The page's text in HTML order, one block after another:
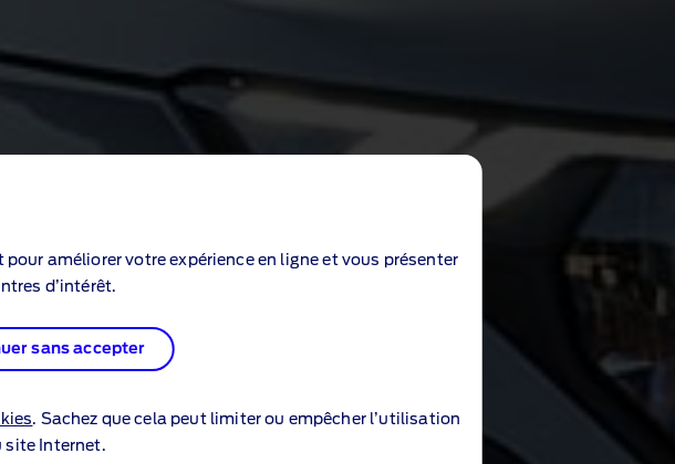
améliorer votre expérience en ligne et vous présenter
d’intérêt.
sans accepter
. Sachez que cela peut limiter ou empêcher l’utilisation
site Internet.